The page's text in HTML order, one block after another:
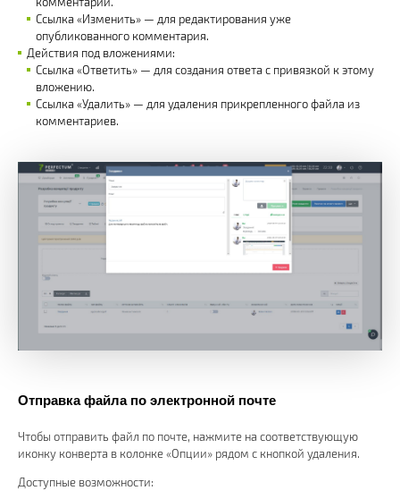
Ссылка «Изменить» — для редактирования уже
опубликованного комментария.
Действия под вложениями:
Ссылка «Ответить» — для создания ответа с привязкой к этому
вложению.
Ссылка «Удалить» — для удаления прикрепленного файла из
комментариев.
Отправка файла по электронной почте
Чтобы отправить файл по почте, нажмите на соответствующую
иконку конверта в колонке «Опции» рядом с кнопкой удаления.
Доступные возможности: